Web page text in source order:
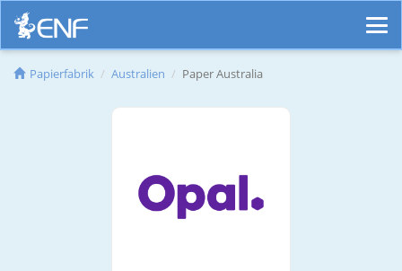
Papierfabrik Australien Paper Australia